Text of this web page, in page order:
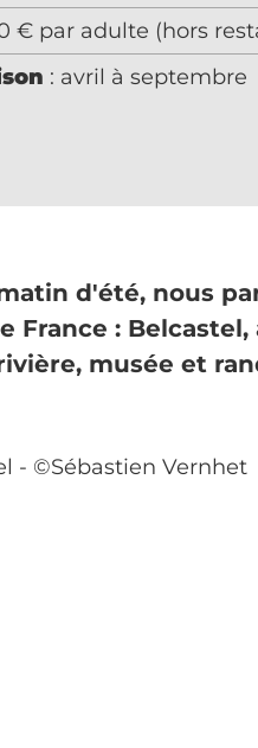
€ par adulte (hors
: avril à septembre
d'été, nous
France :
musée et